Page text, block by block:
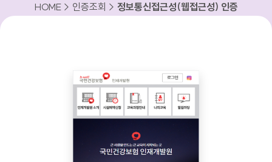
HOME > 인증조회 > 정보통신접근성(웹접근성) 인증